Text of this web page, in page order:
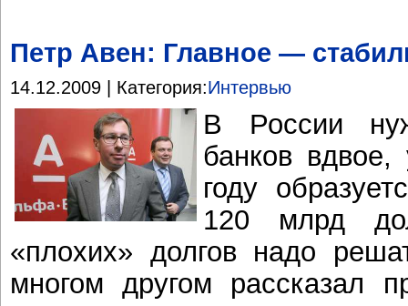
Петр Авен: Главное —
14.12.2009 | Категория:Интервью
В России
банков
году
120 млрд
«плохих» долгов надо
многом другом рассказал